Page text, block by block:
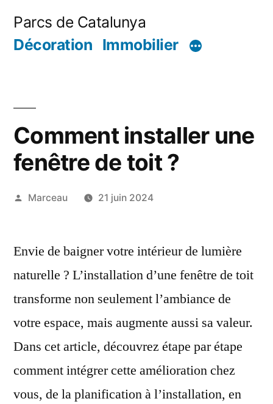
Parcs de Catalunya
Décoration Immobilier
Comment installer une
fenêtre de toit ?
Publié
Marceau 21 juin 2024
Envie de baigner votre intérieur de lumière
naturelle ? L’installation d’une fenêtre de toit
transforme non seulement l’ambiance de
votre espace, mais augmente aussi sa valeur.
Dans cet article, découvrez étape par étape
comment intégrer cette amélioration chez
vous, de la planification à l’installation, en